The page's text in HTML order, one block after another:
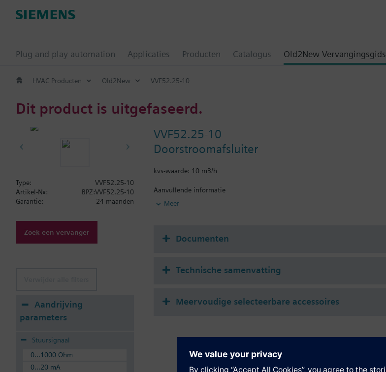
Plug and play automation Applicaties Producten Catalogus Old2New Vervangingsgids
HVAC Producten Old2New VVF52.25-10
Dit product is uitgefaseerd.
VVF52.25-10
Doorstroomafsluiter
kvs-waarde: 10 m3/h
Aanvullende informatie
Voor mediumtemperatuur van -25...140 °C
Meer
Type:
VVF52.25-10
Artikel-Nr.:
BPZ:VVF52.25-10
Garantie:
24 maanden
Zoek een vervanger
Aandrijving
parameters
Stuursignaal
0...1000 Ohm
0...20 mA
Documenten
Technische samenvatting
Meervoudige selecteerbare accessoires